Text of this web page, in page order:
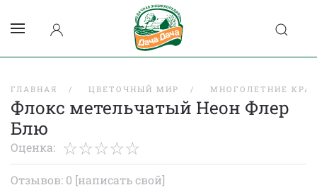
ГЛАВНАЯ ЦВЕТОЧНЫЙ МИР МНОГОЛЕТНИЕ
Флокс метельчатый Неон Флер
Блю
Оценка:
Отзывов: 0 [написать свой]